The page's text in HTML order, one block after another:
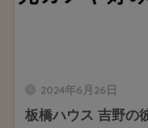
2024年6月26日
板橋ハウス 吉野の